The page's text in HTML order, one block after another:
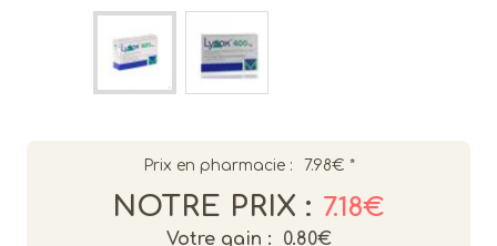
Prix en pharmacie : 7.98€ *
NOTRE PRIX : 7.18€
Votre gain : 0.80€